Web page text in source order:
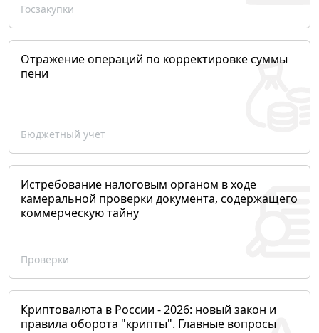
Госзакупки
Отражение операций по корректировке суммы
пени
Бюджетный учет
Истребование налоговым органом в ходе
камеральной проверки документа, содержащего
коммерческую тайну
Проверки
Криптовалюта в России - 2026: новый закон и
правила оборота "крипты". Главные вопросы